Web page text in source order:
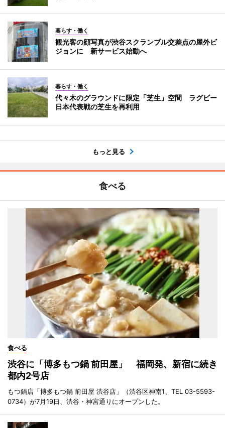
暮らす・働く
観光客の顔写真が渋谷スクランブル交差点の屋外ビ
ジョンに 新サービス始動へ
暮らす・働く
代々木のグラウンドに限定「芝生」空間 ラグビー
日本代表戦の芝生を再利用
もっと見る
食べる
食べる
渋谷に「博多もつ鍋 前田屋」 福岡発、新宿に続き
都内2号店
もつ鍋店「博多もつ鍋 前田屋 渋谷店」（渋谷区神南1、TEL 03-5593-
0734）が7月19日、渋谷・神宮通りにオープンした。